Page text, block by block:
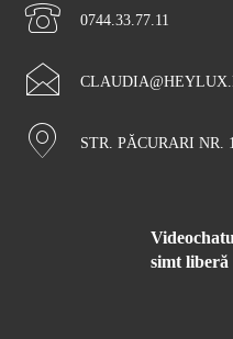
0744.33.77.11
STR. PĂCURARI NR.
simt liberă